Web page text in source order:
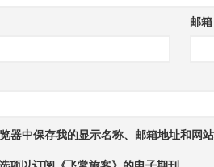
邮箱
器中保存我的显示名称、邮箱地址和网